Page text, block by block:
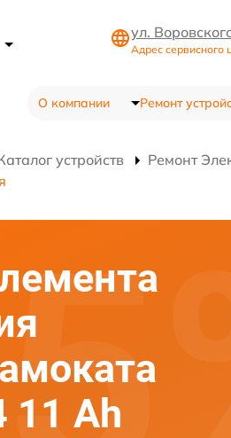
ул.
Адрес сервисного
О компании Ремонт
устройств Ремонт
11 Ah